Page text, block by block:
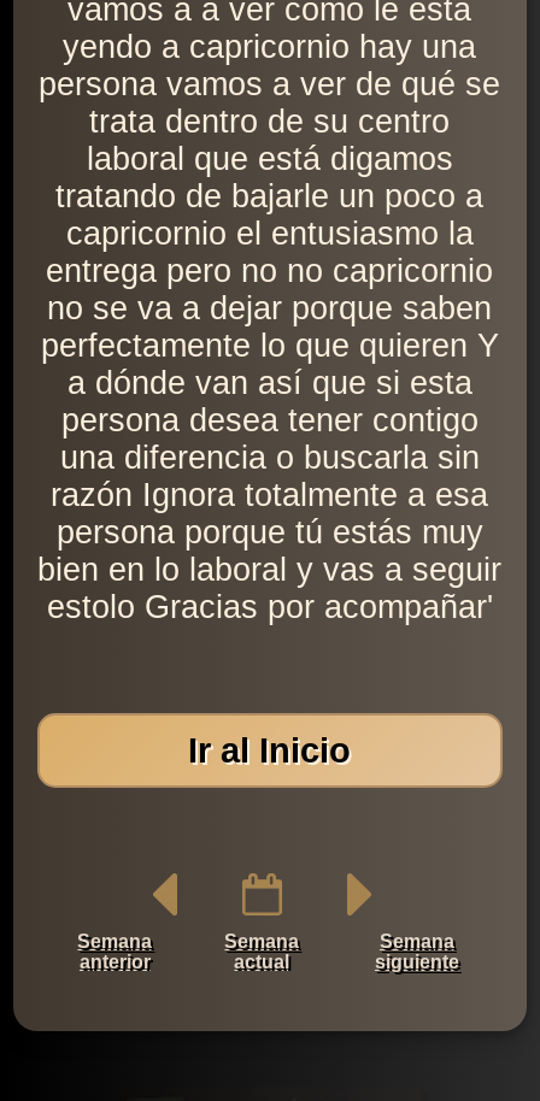
vamos a a ver cómo le está
yendo a capricornio hay una
persona vamos a ver de qué se
trata dentro de su centro
laboral que está digamos
tratando de bajarle un poco a
capricornio el entusiasmo la
entrega pero no no capricornio
no se va a dejar porque saben
perfectamente lo que quieren Y
a dónde van así que si esta
persona desea tener contigo
una diferencia o buscarla sin
razón Ignora totalmente a esa
persona porque tú estás muy
bien en lo laboral y vas a seguir
estolo Gracias por acompañar'
Ir al Inicio
Semana
anterior
Semana
actual
Semana
siguiente